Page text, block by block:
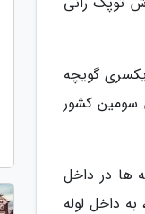
یکسری گویچه
سومین کشور
ها در داخل
داخل لوله